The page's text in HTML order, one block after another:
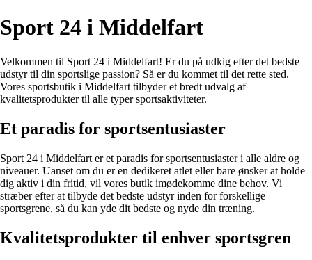
Sport 24 i Middelfart
Velkommen til Sport 24 i Middelfart! Er du på udkig efter det bedste
udstyr til din sportslige passion? Så er du kommet til det rette sted.
Vores sportsbutik i Middelfart tilbyder et bredt udvalg af
kvalitetsprodukter til alle typer sportsaktiviteter.
Et paradis for sportsentusiaster
Sport 24 i Middelfart er et paradis for sportsentusiaster i alle aldre og
niveauer. Uanset om du er en dedikeret atlet eller bare ønsker at holde
dig aktiv i din fritid, vil vores butik imødekomme dine behov. Vi
stræber efter at tilbyde det bedste udstyr inden for forskellige
sportsgrene, så du kan yde dit bedste og nyde din træning.
Kvalitetsprodukter til enhver sportsgren